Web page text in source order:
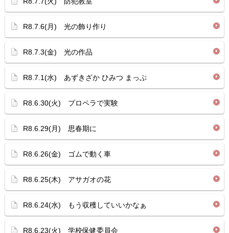
R8.7.6(月) 光の飾り作り
R8.7.3(金) 光の作品
R8.7.1(水) あずきざか ひみつ まっぷ
R8.6.30(火) プロペラで実験
R8.6.29(月) 思春期に
R8.6.26(金) ゴムで動く車
R8.6.25(木) アサガオの花
R8.6.24(水) もう収穫していいかなぁ
R8.6.23(火) 学校保健委員会